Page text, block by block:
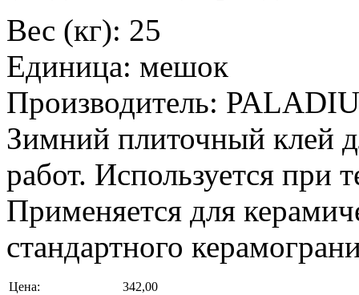
Вес (кг): 25
Единица: мешок
Производитель:
Зимний плиточный клей
работ. Используется при
Применяется для
стандартного
Цена:
342,00